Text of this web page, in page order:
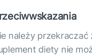
należy przekraczać
diety nie